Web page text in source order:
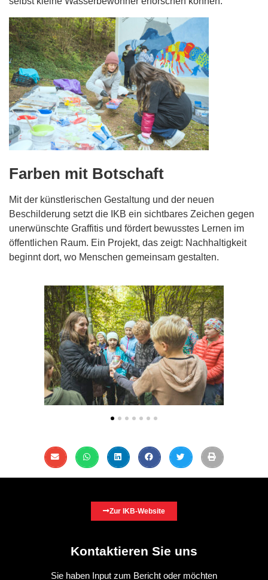
Farben mit Botschaft
Mit der künstlerischen Gestaltung und der neuen
Beschilderung setzt die IKB ein sichtbares Zeichen gegen
unerwünschte Graffitis und fördert bewusstes Lernen im
öffentlichen Raum. Ein Projekt, das zeigt: Nachhaltigkeit
beginnt dort, wo Menschen gemeinsam gestalten.
Zur IKB-Website
Kontaktieren Sie uns
Sie haben Input zum Bericht oder möchten